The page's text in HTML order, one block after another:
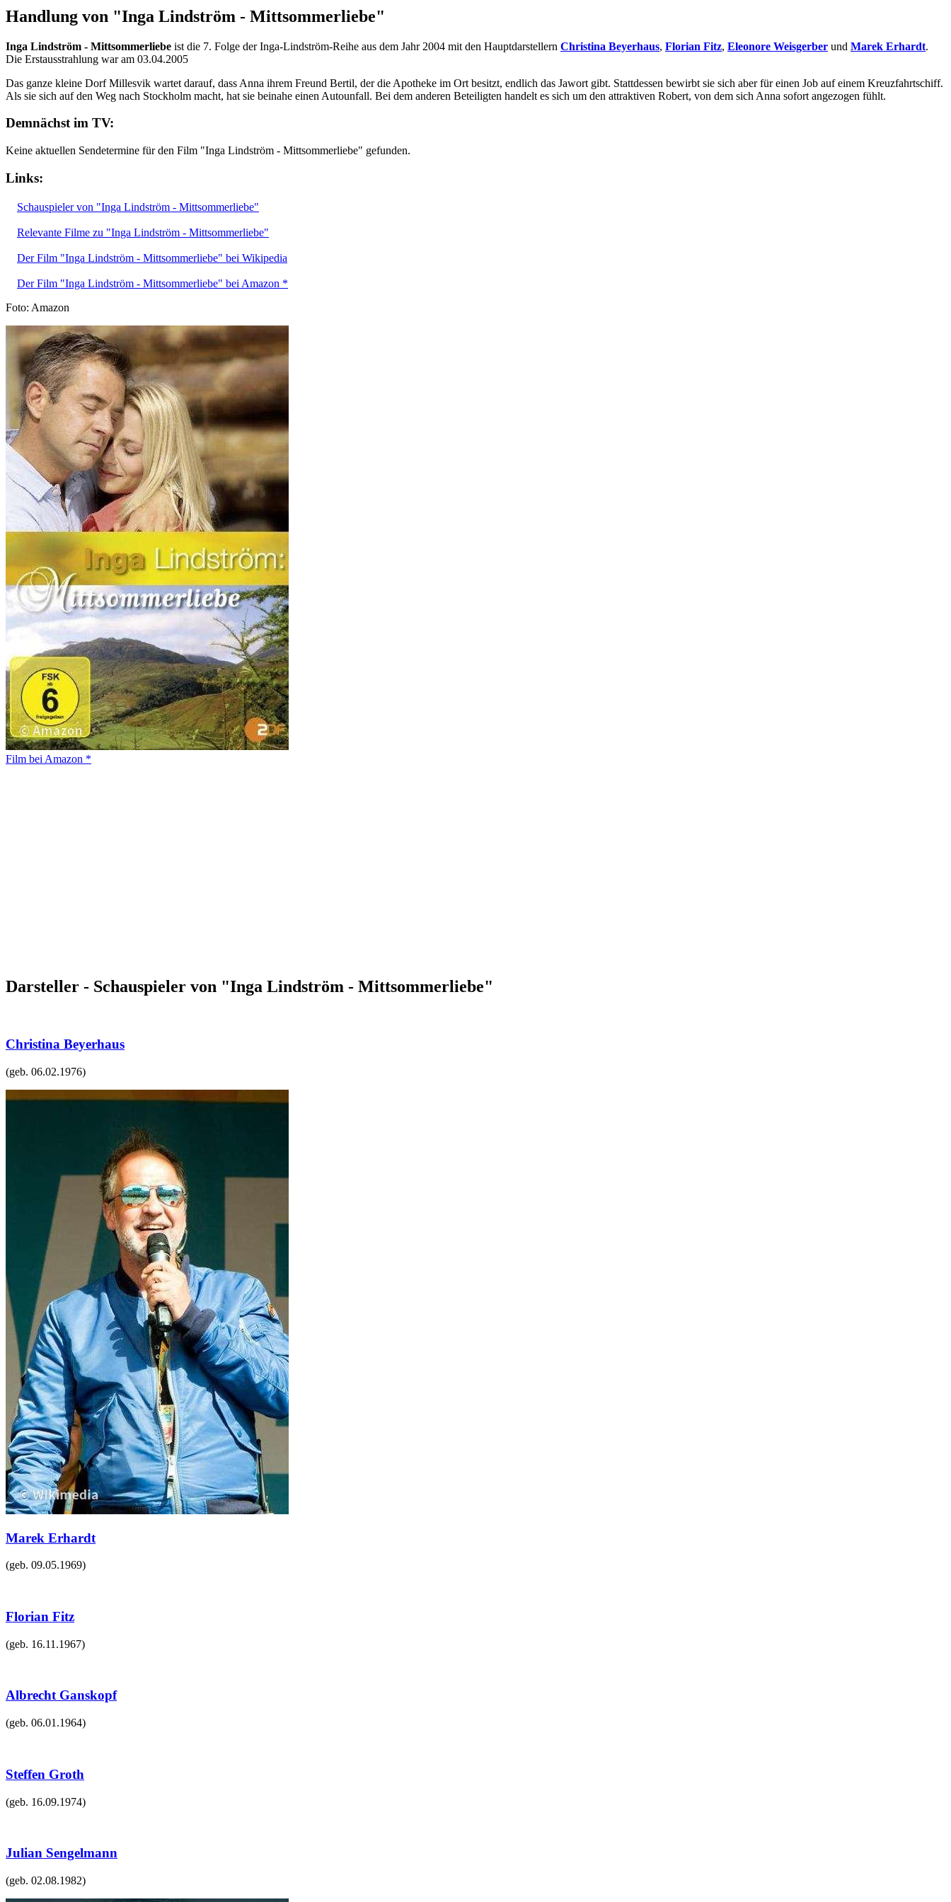
Handlung von "Inga Lindström - Mittsommerliebe"
Inga Lindström - Mittsommerliebe ist die 7. Folge der Inga-Lindström-Reihe aus dem Jahr 2004 mit den Hauptdarstellern Christina Beyerhaus, Florian Fitz, Eleonore Weisgerber und Marek Erhardt.
Die Erstausstrahlung war am 03.04.2005
Das ganze kleine Dorf Millesvik wartet darauf, dass Anna ihrem Freund Bertil, der die Apotheke im Ort besitzt, endlich das Jawort gibt. Stattdessen bewirbt sie sich aber für einen Job auf einem Kreuzfahrtschiff.
Als sie sich auf den Weg nach Stockholm macht, hat sie beinahe einen Autounfall. Bei dem anderen Beteiligten handelt es sich um den attraktiven Robert, von dem sich Anna sofort angezogen fühlt.
Demnächst im TV:
Keine aktuellen Sendetermine für den Film "Inga Lindström - Mittsommerliebe" gefunden.
Links:
Schauspieler von "Inga Lindström - Mittsommerliebe"
Relevante Filme zu "Inga Lindström - Mittsommerliebe"
Der Film "Inga Lindström - Mittsommerliebe" bei Wikipedia
Der Film "Inga Lindström - Mittsommerliebe" bei Amazon *
Foto: Amazon
Film bei Amazon *
Darsteller - Schauspieler von "Inga Lindström - Mittsommerliebe"
Christina Beyerhaus
(geb. 06.02.1976)
Marek Erhardt
(geb. 09.05.1969)
Florian Fitz
(geb. 16.11.1967)
Albrecht Ganskopf
(geb. 06.01.1964)
Steffen Groth
(geb. 16.09.1974)
Julian Sengelmann
(geb. 02.08.1982)